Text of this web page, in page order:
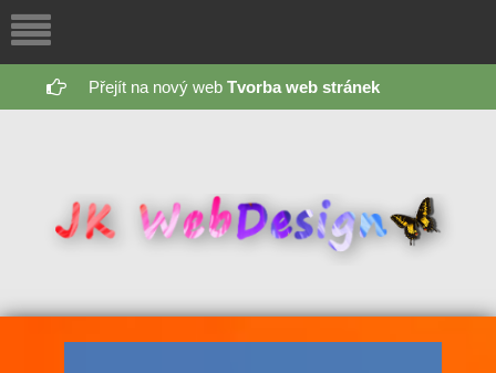
Přejít na nový webTvorba web stránek